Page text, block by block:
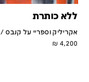
ללא כותרת
אקריליק וספריי על קנבס / 120x100x4 ס''מ
4,200
₪